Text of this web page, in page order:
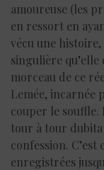
amoureuse (les
en ressort en
vécu une
singulière qu’elle
morceau de ce
Lemée, incarnée
couper le souffle.
tour à tour
confession.
enregistrées